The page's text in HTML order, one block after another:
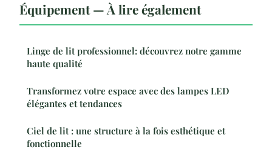
Équipement — À lire également
Linge de lit professionnel: découvrez notre gamme
haute qualité
Transformez votre espace avec des lampes LED
élégantes et tendances
Ciel de lit : une structure à la fois esthétique et
fonctionnelle